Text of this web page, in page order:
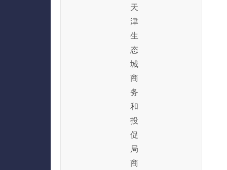
天
津
生
态
城
商
务
和
投
促
局
商